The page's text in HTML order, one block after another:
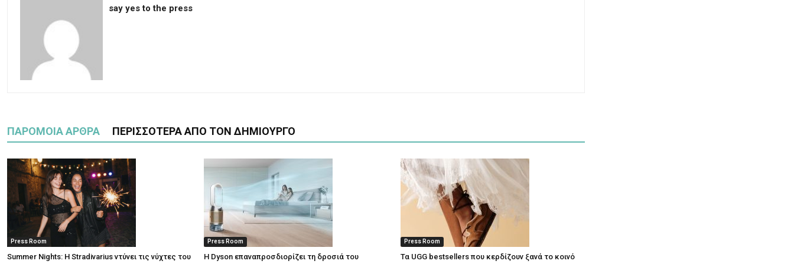
say yes to the press
ΠΑΡΟΜΟΙΑ ΑΡΘΡΑ ΠΕΡΙΣΣΟΤΕΡΑ ΑΠΟ ΤΟΝ ΔΗΜΙΟΥΡΓΟ
Press Room
Summer Nights: Η Stradivarius ντύνει τις νύχτες του
Press Room
Η Dyson επαναπροσδιορίζει τη δροσιά του
Press Room
Τα UGG bestsellers που κερδίζουν ξανά το κοινό